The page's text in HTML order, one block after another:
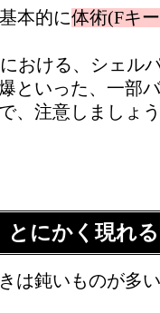
本的に体術(Fキ
おける、 シェル
といった、一部
、注意しましょ
とにかく現れ
は鈍いものが多